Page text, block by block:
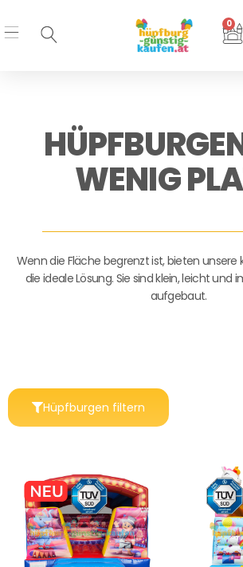
Inhalt
springen
0
WENIG
Wenn die Fläche begrenzt ist, bieten
die ideale Lösung. Sie sind klein, leicht und
aufgebaut.
Hüpfburgen filtern